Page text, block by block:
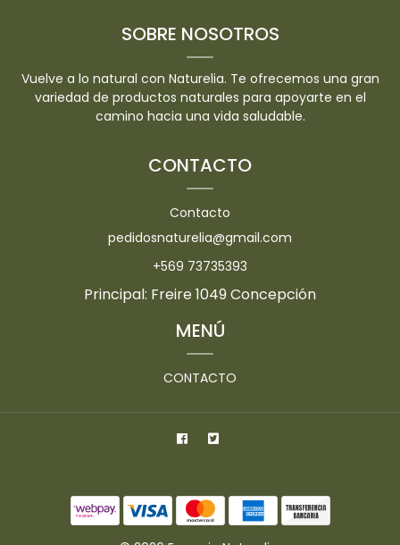
SOBRE NOSOTROS
Vuelve a lo natural con Naturelia. Te ofrecemos una gran
variedad de productos naturales para apoyarte en el
camino hacia una vida saludable.
CONTACTO
Contacto
pedidosnaturelia@gmail.com
+569 73735393
Principal: Freire 1049 Concepción
MENÚ
CONTACTO